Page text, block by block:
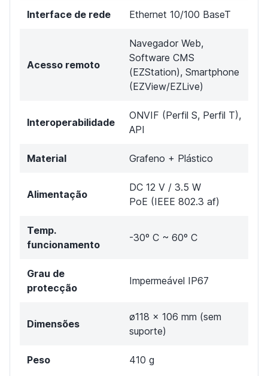
Interface de rede Ethernet 10/100 BaseT
Acesso remoto
Navegador Web,
Software CMS
(EZStation), Smartphone
(EZView/EZLive)
Interoperabilidade
ONVIF (Perfil S, Perfil T),
API
Material Grafeno + Plástico
Alimentação
DC 12 V / 3.5 W
PoE (IEEE 802.3 af)
Temp.
funcionamento
-30º C ~ 60º C
Grau de
protecção
Impermeável IP67
Dimensões
ø118 x 106 mm (sem
suporte)
Peso 410 g